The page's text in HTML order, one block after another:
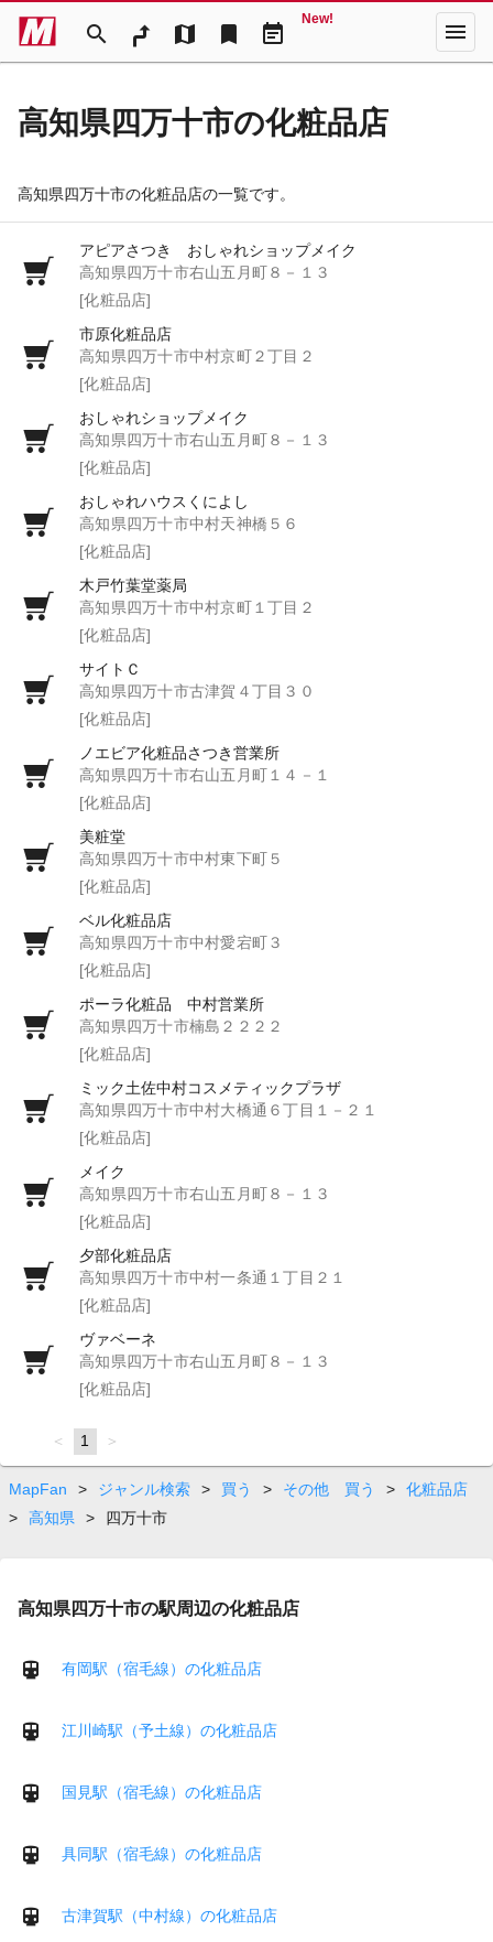
search map bookmark event_note
New! menu
高知県四万十市の化粧品店
高知県四万十市の化粧品店の一覧です。
アピアさつき おしゃれショップメイク
高知県四万十市右山五月町８－１３
[化粧品店]
市原化粧品店
高知県四万十市中村京町２丁目２
[化粧品店]
おしゃれショップメイク
高知県四万十市右山五月町８－１３
[化粧品店]
おしゃれハウスくによし
高知県四万十市中村天神橋５６
[化粧品店]
木戸竹葉堂薬局
高知県四万十市中村京町１丁目２
[化粧品店]
サイトＣ
高知県四万十市古津賀４丁目３０
[化粧品店]
ノエビア化粧品さつき営業所
高知県四万十市右山五月町１４－１
[化粧品店]
美粧堂
高知県四万十市中村東下町５
[化粧品店]
ベル化粧品店
高知県四万十市中村愛宕町３
[化粧品店]
ポーラ化粧品 中村営業所
高知県四万十市楠島２２２２
[化粧品店]
ミック土佐中村コスメティックプラザ
高知県四万十市中村大橋通６丁目１－２１
[化粧品店]
メイク
高知県四万十市右山五月町８－１３
[化粧品店]
夕部化粧品店
高知県四万十市中村一条通１丁目２１
[化粧品店]
ヴァベーネ
高知県四万十市右山五月町８－１３
[化粧品店]
page
You're
on
page
1 page
MapFan > ジャンル検索 > 買う > その他 買う >
化粧品店
>
高知県 > 四万十市
高知県四万十市の駅周辺の化粧品店
有岡駅（宿毛線）の化粧品店
江川崎駅（予土線）の化粧品店
国見駅（宿毛線）の化粧品店
具同駅（宿毛線）の化粧品店
古津賀駅（中村線）の化粧品店